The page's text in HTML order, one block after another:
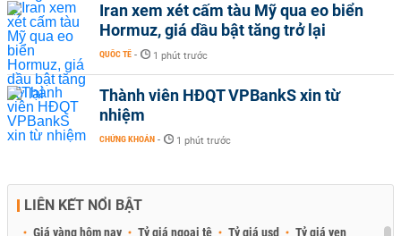
Iran xem xét cấm tàu Mỹ qua eo biển
Hormuz, giá dầu bật tăng trở lại
QUỐC TẾ - 1 phút trước
Thành viên HĐQT VPBankS xin từ
nhiệm
CHỨNG KHOÁN - 1 phút trước
LIÊN KẾT NỔI BẬT
Giá vàng hôm nay Tỷ giá ngoại tệ Tỷ giá usd Tỷ giá yen